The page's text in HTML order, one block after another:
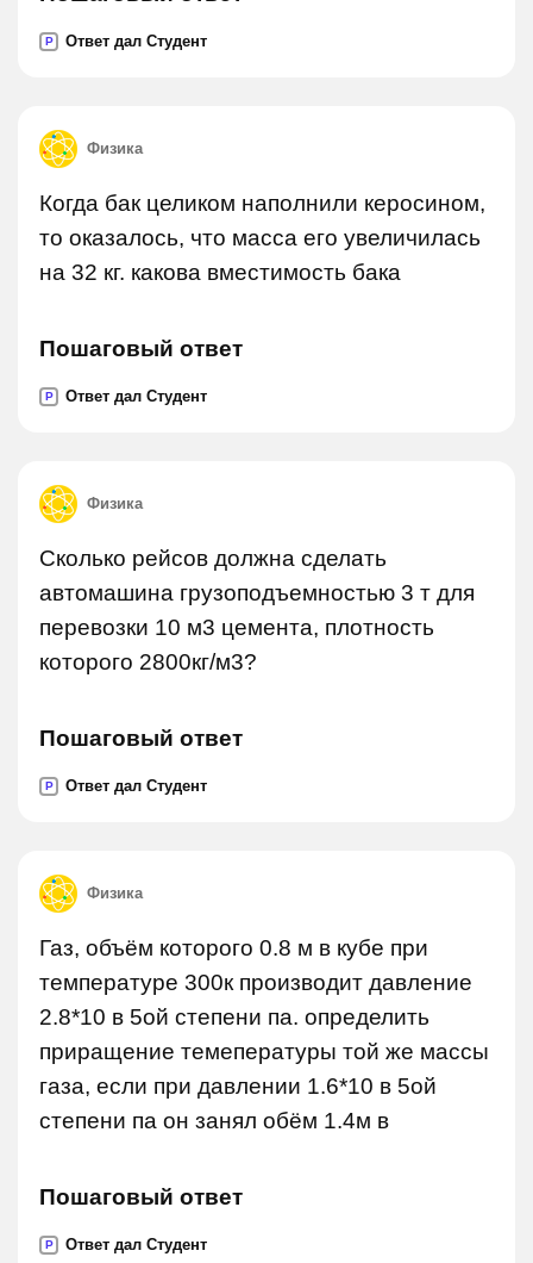
P Ответ дал Студент
Физика
Когда бак целиком наполнили керосином,
то оказалось, что масса его увеличилась
на 32 кг. какова вместимость бака
Пошаговый ответ
P Ответ дал Студент
Физика
Сколько рейсов должна сделать
автомашина грузоподъемностью 3 т для
перевозки 10 м3 цемента, плотность
которого 2800кг/м3?
Пошаговый ответ
P Ответ дал Студент
Физика
Газ, объём которого 0.8 м в кубе при
температуре 300к производит давление
2.8*10 в 5ой степени па. определить
приращение темепературы той же массы
газа, если при давлении 1.6*10 в 5ой
степени па он занял обём 1.4м в
Пошаговый ответ
P Ответ дал Студент